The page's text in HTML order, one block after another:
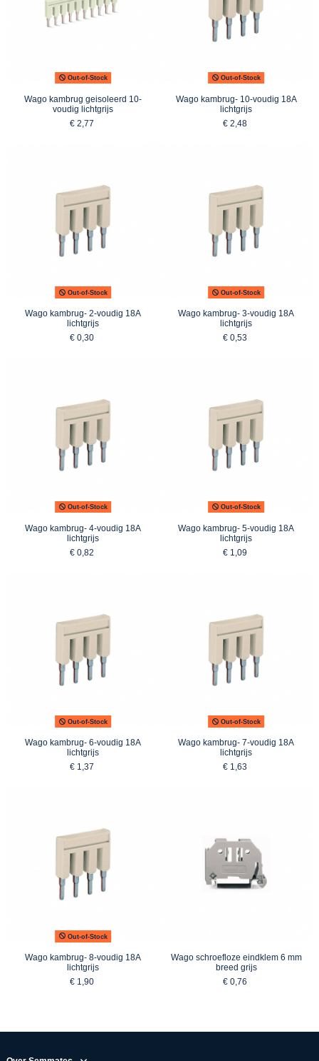
Out-of-Stock
Wago kambrug geisoleerd 10-
voudig lichtgrijs
€ 2,77
Out-of-Stock
Wago kambrug- 10-voudig 18A
lichtgrijs
€ 2,48
Out-of-Stock
Wago kambrug- 2-voudig 18A
lichtgrijs
€ 0,30
Out-of-Stock
Wago kambrug- 3-voudig 18A
lichtgrijs
€ 0,53
Out-of-Stock
Wago kambrug- 4-voudig 18A
lichtgrijs
€ 0,82
Out-of-Stock
Wago kambrug- 5-voudig 18A
lichtgrijs
€ 1,09
Out-of-Stock
Wago kambrug- 6-voudig 18A
lichtgrijs
€ 1,37
Out-of-Stock
Wago kambrug- 7-voudig 18A
lichtgrijs
€ 1,63
Out-of-Stock
Wago kambrug- 8-voudig 18A
lichtgrijs
€ 1,90
Wago schroefloze eindklem 6 mm
breed grijs
€ 0,76